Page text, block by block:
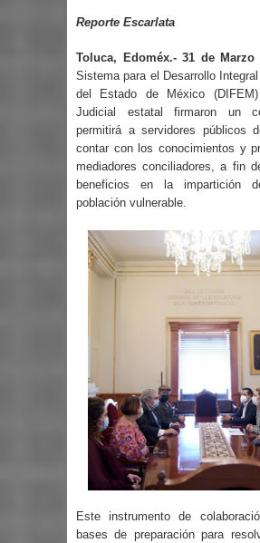
Reporte Escarlata
Toluca, Edoméx.- 31 de Marzo
Sistema para el Desarrollo
del Estado de México
Judicial estatal firmaron un
permitirá a servidores públicos
contar con los conocimientos y
mediadores conciliadores, a fin
beneficios en la impartición
población vulnerable.
Este instrumento de
bases de preparación para